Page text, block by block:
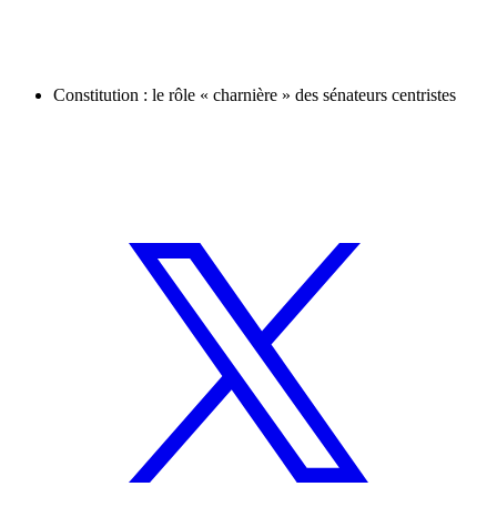
Constitution : le rôle « charnière » des sénateurs centristes